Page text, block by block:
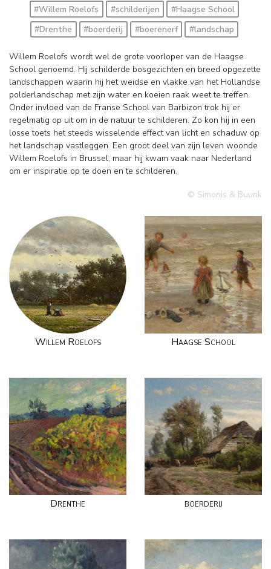
#Willem Roelofs #schilderijen
#Haagse School
#Drenthe
#boerderij #boerenerf #landschap
Willem Roelofs wordt wel de grote voorloper van de Haagse
School genoemd. Hij schilderde bosgezichten en breed opgezette
landschappen waarin hij het weidse en vlakke van het Hollandse
polderlandschap met zijn water en koeien raak weet te treffen.
Onder invloed van de Franse School van Barbizon trok hij er
regelmatig op uit om in de natuur te schilderen. Zo kon hij in een
losse toets het steeds wisselende effect van licht en schaduw op
het landschap vastleggen. Een groot deel van zijn leven woonde
Willem Roelofs in Brussel, maar hij kwam vaak naar Nederland
om er inspiratie op te doen en te schilderen.
© Simonis & Buunk
Willem Roelofs Haagse School
Drenthe boerderij